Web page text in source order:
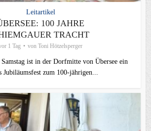
Leitartikel
100 JAHRE
TRACHT
1 Tag von Toni Hötzelsperger
ist in der Dorfmitte von Übersee ein
Jubiläumsfest zum 100-jährigen...